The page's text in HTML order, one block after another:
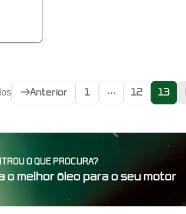
Anterior 1 … 12 13
O QUE PROCURA?
o melhor óleo para o seu motor